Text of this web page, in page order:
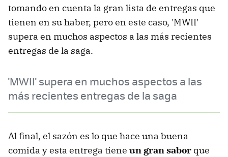
tomando en cuenta la gran lista de entregas que
tienen en su haber, pero en este caso, 'MWII'
supera en muchos aspectos a las más recientes
entregas de la saga.
'MWII' supera en muchos aspectos a las
más recientes entregas de la saga
Al final, el sazón es lo que hace una buena
comida y esta entrega tiene un gran sabor que